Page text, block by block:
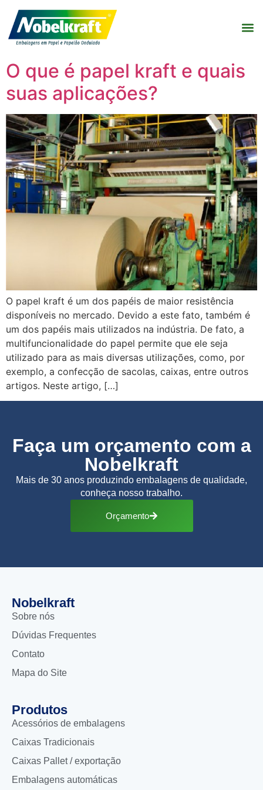
O que é papel kraft e quais
suas aplicações?
O papel kraft é um dos papéis de maior resistência
disponíveis no mercado. Devido a este fato, também é
um dos papéis mais utilizados na indústria. De fato, a
multifuncionalidade do papel permite que ele seja
utilizado para as mais diversas utilizações, como, por
exemplo, a confecção de sacolas, caixas, entre outros
artigos. Neste artigo, […]
Faça um orçamento com a
Nobelkraft
Mais de 30 anos produzindo embalagens de qualidade,
conheça nosso trabalho.
Orçamento
Nobelkraft
Sobre nós
Dúvidas Frequentes
Contato
Mapa do Site
Produtos
Acessórios de embalagens
Caixas Tradicionais
Caixas Pallet / exportação
Embalagens automáticas